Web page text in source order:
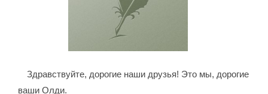
Здравствуйте, дорогие наши друзья! Это мы, дорогие
ваши Олди.